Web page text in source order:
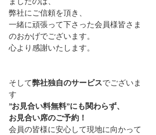
弊社にご信頼を頂き、
一緒に頑張って下さった会員様皆さま
のおかげでございます。
心より感謝いたします。
そして弊社独自のサービスでございま
す
”お見合い料無料”にも関わらず、
お見合い席のご予約！
会員の皆様に安心して現地に向かって